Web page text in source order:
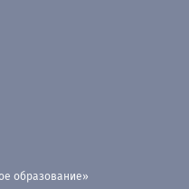
образование»